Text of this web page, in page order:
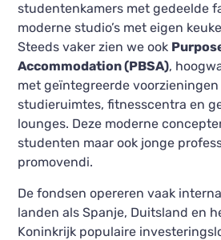
studentenkamers met gedeelde
moderne studio’s met eigen
Steeds vaker zien we ook
Accommodation (PBSA),
met geïntegreerde voorzieningen
studieruimtes, fitnesscentra en
lounges. Deze moderne
studenten maar ook jonge
promovendi.
De fondsen opereren vaak
landen als Spanje, Duitsland en
Koninkrijk populaire